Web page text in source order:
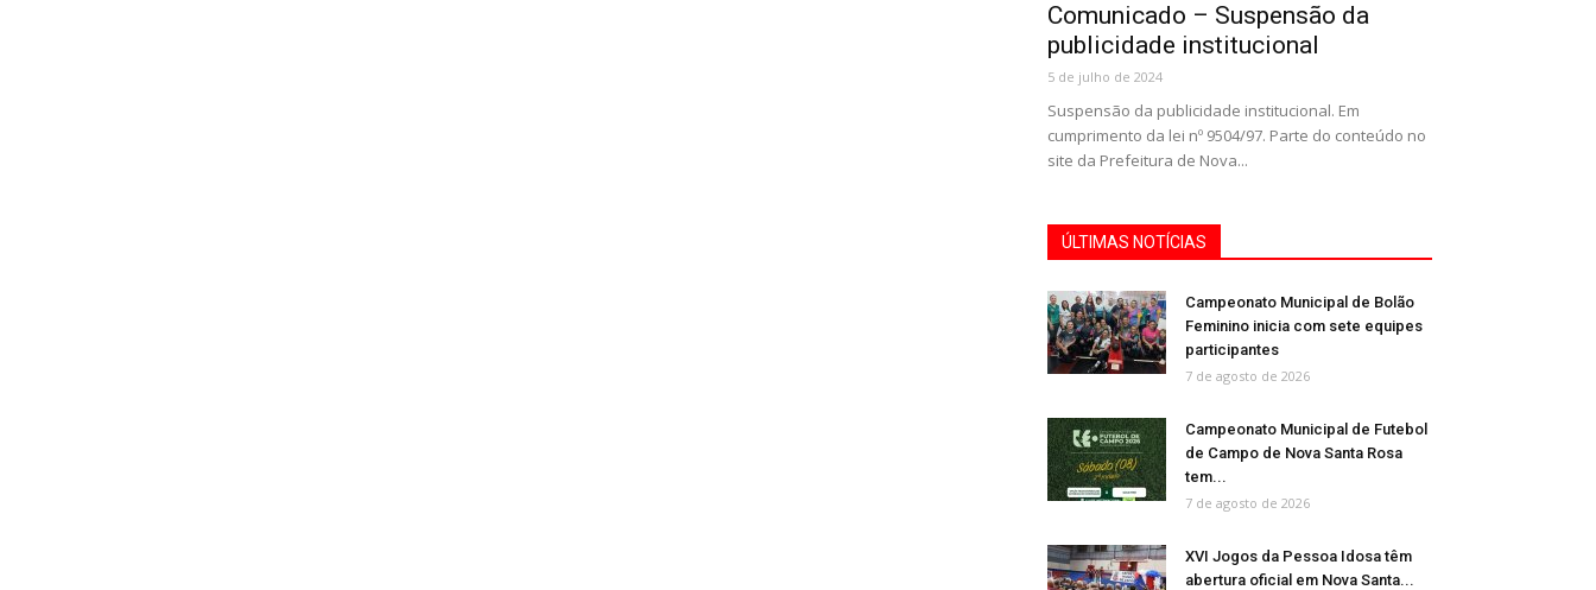
Comunicado – Suspensão da
publicidade institucional
5 de julho de 2024
Suspensão da publicidade institucional. Em
cumprimento da lei nº 9504/97. Parte do conteúdo no
site da Prefeitura de Nova...
ÚLTIMAS NOTÍCIAS
Campeonato Municipal de Bolão
Feminino inicia com sete equipes
participantes
7 de agosto de 2026
Campeonato Municipal de Futebol
de Campo de Nova Santa Rosa
tem...
7 de agosto de 2026
XVI Jogos da Pessoa Idosa têm
abertura oficial em Nova Santa...